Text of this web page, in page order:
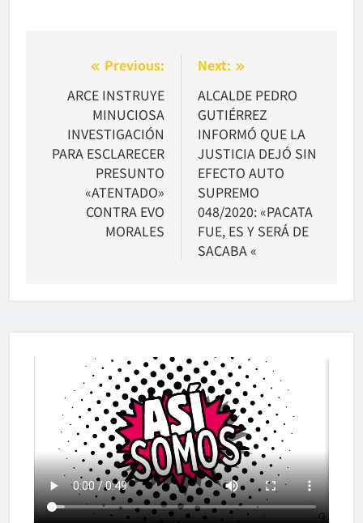
Navegación
entradas
Previous:
ARCE INSTRUYE
MINUCIOSA
INVESTIGACIÓN
PARA ESCLARECER
PRESUNTO
«ATENTADO»
CONTRA EVO
MORALES
Next:
ALCALDE PEDRO
GUTIÉRREZ
INFORMÓ QUE LA
JUSTICIA DEJÓ SIN
EFECTO AUTO
SUPREMO
048/2020: «PACATA
FUE, ES Y SERÁ DE
SACABA «